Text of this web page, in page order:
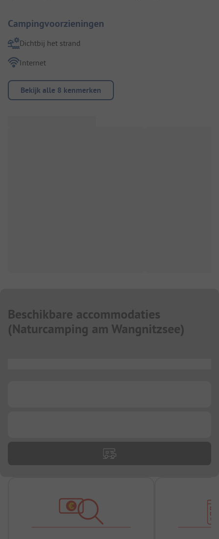
Campingvoorzieningen
Dichtbij het strand
Internet
Bekijk alle 8 kenmerken
Beschikbare accommodaties
(Naturcamping am Wangnitzsee)